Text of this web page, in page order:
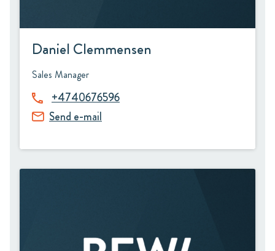
Daniel Clemmensen
Sales Manager
+4740676596
Send e-mail